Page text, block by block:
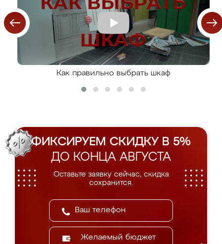
Как правильно выбрать шкаф
ФИКСИРУЕМ СКИДКУ В 5%
ДО КОНЦА АВГУСТА
Оставьте заявку сейчас, скидка
сохранится.
Желаемый бюджет